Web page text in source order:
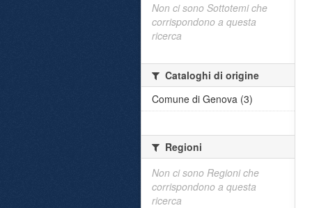
Non ci sono Sottotemi che
corrispondono a questa
ricerca
Cataloghi di origine
Comune di Genova (3)
Regioni
Non ci sono Regioni che
corrispondono a questa
ricerca